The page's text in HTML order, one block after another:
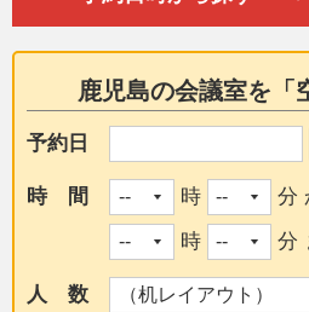
鹿児島の会議室を「
予約日
時 間 時
分
時
分
人 数